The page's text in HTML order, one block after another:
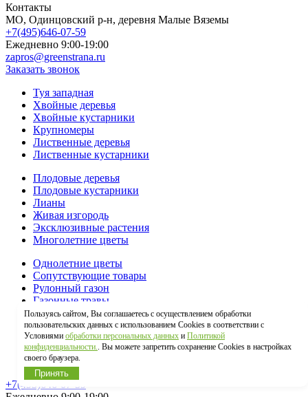
Контакты
МO, Одинцовский р-н, деревня Малые Вяземы
+7(495)646-07-59
Ежедневно 9:00-19:00
zapros@greenstrana.ru
Заказать звонок
Туя западная
Хвойные деревья
Хвойные кустарники
Крупномеры
Лиственные деревья
Лиственные кустарники
Плодовые деревья
Плодовые кустарники
Лианы
Живая изгородь
Эксклюзивные растения
Многолетние цветы
Однолетние цветы
Сопутствующие товары
Рулонный газон
Газонные травы
Ланшафтный дизайн
Услуги
О нас
Контакты
+7(495)646-07-59
Пользуясь сайтом, Вы соглашаетесь с осуществлением обработки
пользовательских данных с использованием Cookies в соответствии с
Условиями обработки персональных данных и Политикой
конфиденциальности.. Вы можете запретить сохранение Cookies в настройках
своего браузера.
Принять